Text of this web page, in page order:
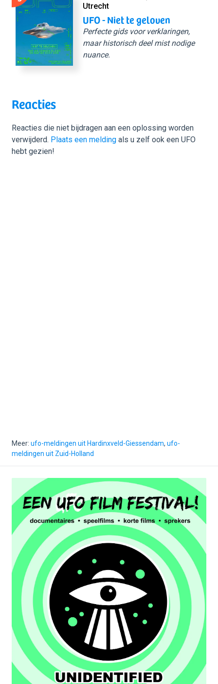
Utrecht
UFO - Niet te geloven
Perfecte gids voor verklaringen,
maar historisch deel mist nodige
nuance.
Reacties
Reacties die niet bijdragen aan een oplossing worden
verwijderd. Plaats een melding als u zelf ook een UFO
hebt gezien!
Meer: ufo-meldingen uit Hardinxveld-Giessendam, ufo-
meldingen uit Zuid-Holland